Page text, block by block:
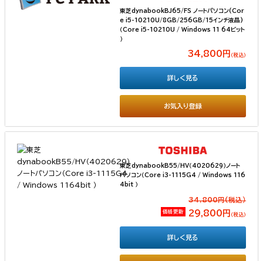
東芝dynabookBJ65/FS ノートパソコン(Cor
e i5-10210U/8GB/256GB/15インチ液晶)
（Core i5-10210U / Windows 11 64ビット
）
34,800円 （税込）
お気入り登録
詳しく見る
東芝dynabookB55/HV（4020629）ノート
パソコン（Core i3-1115G4 / Windows 116
4bit ）
34,800円(税込）
価格更新 29,800円 （税込）
詳しく見る